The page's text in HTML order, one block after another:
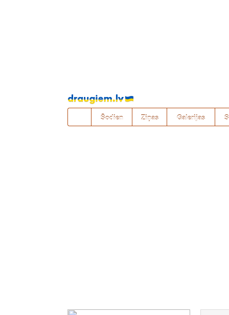
Pāriet
uz
saturu
Šodien Ziņas Galerijas